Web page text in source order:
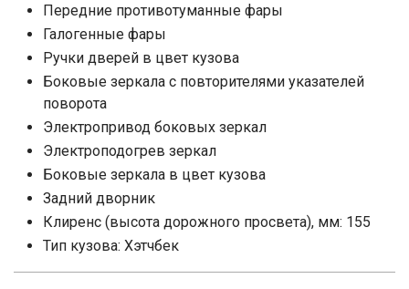
Передние противотуманные фары
Галогенные фары
Ручки дверей в цвет кузова
Боковые зеркала с повторителями указателей
поворота
Электропривод боковых зеркал
Электроподогрев зеркал
Боковые зеркала в цвет кузова
Задний дворник
Клиренс (высота дорожного просвета), мм: 155
Тип кузова: Хэтчбек